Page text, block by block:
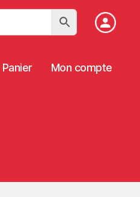
Panier Mon compte